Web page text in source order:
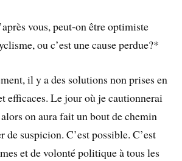
vous, peut-on être optimiste
ou c’est une cause perdue?*
il y a des solutions non prises en
efficaces. Le jour où je cautionnerai
on aura fait un bout de chemin
de suspicion. C’est possible. C’est
et de volonté politique à tous les